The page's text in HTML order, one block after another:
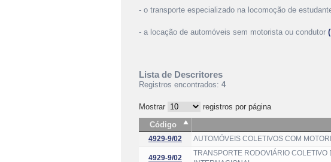
- o transporte especializado na locomoção de
- a locação de automóveis sem motorista ou condutor
Lista de Descritores
Registros encontrados: 4
Mostrar
registros por página
Código
4929-9/02 AUTOMÓVEIS COLETIVOS COM
4929-9/02
TRANSPORTE RODOVIÁRIO